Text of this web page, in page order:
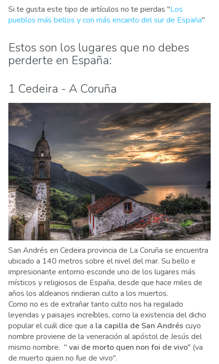
Si te gusta este tipo de artículos no te pierdas "Los
pueblos más bellos y con más encanto del sur de España"
Estos son los lugares que no debes
perderte en España:
1 Cedeira - A Coruña
San Andrés en Cedeira provincia de La Coruña se encuentra
ubicado a 140 metros sobre el nivel del mar. Su bello e
impresionante entorno esconde uno de los lugares más
místicos y religiosos de España, desde que hace miles de
años los aldeanos rindieran culto a los muertos.
Como no es de extrañar tanto culto nos ha regalado
leyendas y paisajes increíbles, como la existencia del dicho
popular el cuál dice que a la capilla de San Andrés cuyo
nombre proviene de la veneración al apóstol de Jesús del
mismo nombre. " vai de morto quen non foi de vivo" (va
de muerto quien no fue de vivo".